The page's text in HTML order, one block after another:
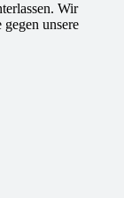
Wir
unsere